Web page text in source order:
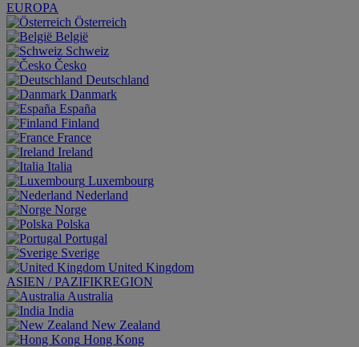
EUROPA
Österreich
België
Schweiz
Česko
Deutschland
Danmark
España
Finland
France
Ireland
Italia
Luxembourg
Nederland
Norge
Polska
Portugal
Sverige
United Kingdom
ASIEN / PAZIFIKREGION
Australia
India
New Zealand
Hong Kong